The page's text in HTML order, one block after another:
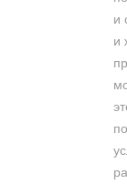
и
и